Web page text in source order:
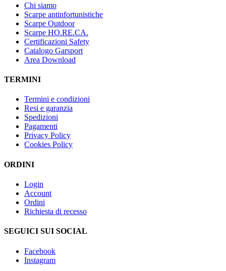
Chi siamo
Scarpe antinfortunistiche
Scarpe Outdoor
Scarpe HO.RE.CA.
Certificazioni Safety
Catalogo Garsport
Area Download
TERMINI
Termini e condizioni
Resi e garanzia
Spedizioni
Pagamenti
Privacy Policy
Cookies Policy
ORDINI
Login
Account
Ordini
Richiesta di recesso
SEGUICI SUI SOCIAL
Facebook
Instagram